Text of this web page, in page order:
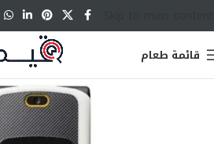
قائمة طعام